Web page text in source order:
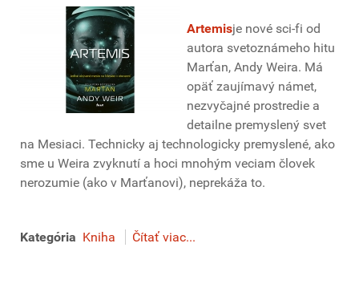
Artemisje nové sci-fi od
autora svetoznámeho hitu
Marťan, Andy Weira. Má
opäť zaujímavý námet,
nezvyčajné prostredie a
detailne premyslený svet
na Mesiaci. Technicky aj technologicky premyslené, ako
sme u Weira zvyknutí a hoci mnohým veciam človek
nerozumie (ako v Marťanovi), neprekáža to.
Kategória Kniha Čítať viac...